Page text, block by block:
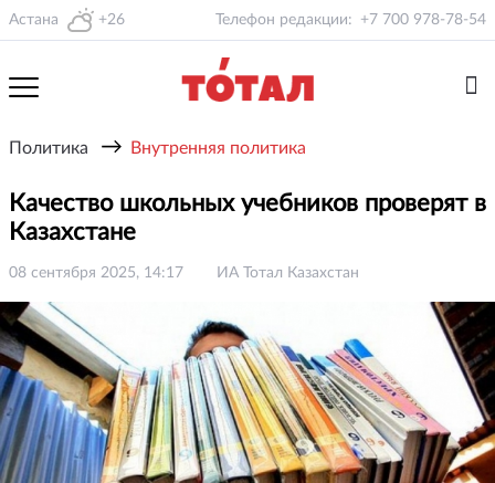
Астана +26 Телефон редакции: +7 700 978-78-54
Политика → Внутренняя политика
Качество школьных учебников проверят в
Казахстане
08 сентября 2025, 14:17 ИА Тотал Казахстан